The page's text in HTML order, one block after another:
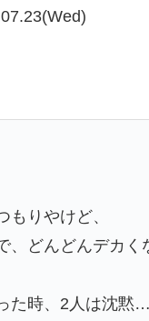
もりやけど、
、どんどんデカく
た時、2人は沈黙…